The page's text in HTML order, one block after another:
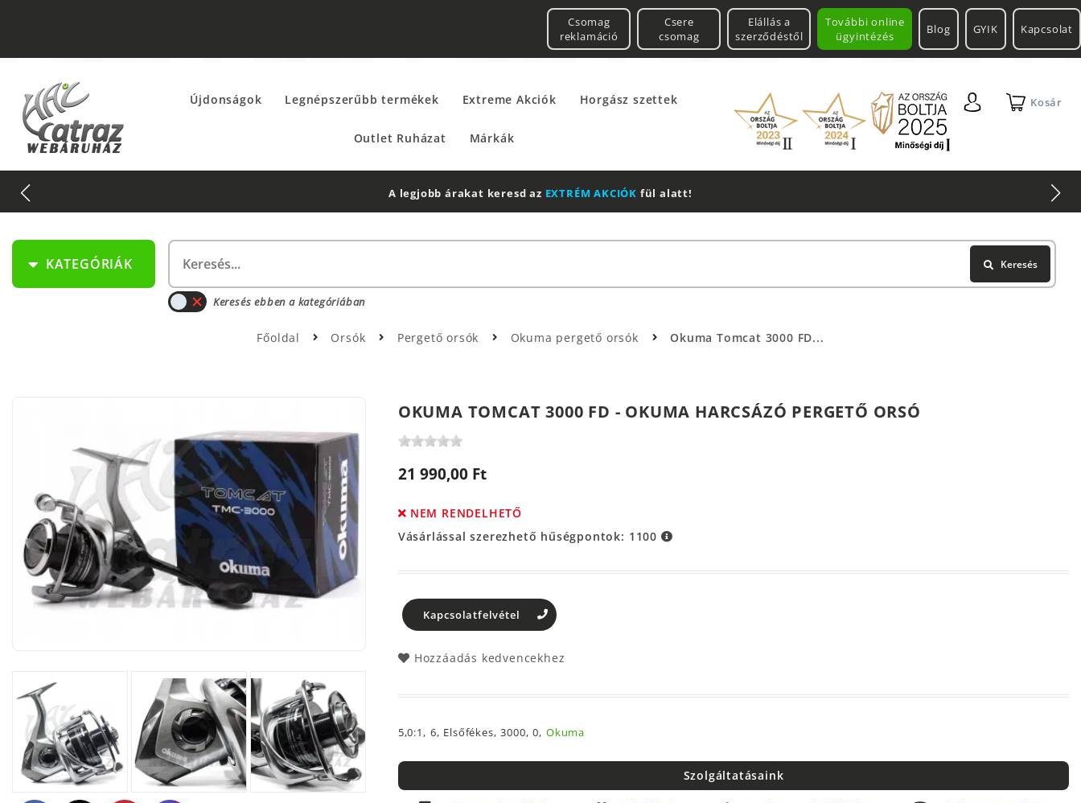
További online
ügyintézés
Csomag
reklamáció
Csere
csomag
Elállás a
szerződéstől
Blog GYIK Kapcsolat
Újdonságok Legnépszerűbb termékek Extreme Akciók Horgász szettek
Outlet Ruházat Márkák
Kosár
A legjobb árakat keresd az EXTRÉM AKCIÓK fül alatt!
KATEGÓRIÁK Keresés
Keresés ebben a kategóriában
Főoldal Orsók Pergető orsók Okuma pergető orsók Okuma Tomcat 3000 FD...
OKUMA TOMCAT 3000 FD - OKUMA HARCSÁZÓ PERGETŐ ORSÓ
21 990,00 Ft
NEM RENDELHETŐ
Vásárlással szerezhető hűségpontok: 1100
Kapcsolatfelvétel
Hozzáadás kedvencekhez
5,0:1, 6, Elsőfékes, 3000, 0, Okuma
Szolgáltatásaink